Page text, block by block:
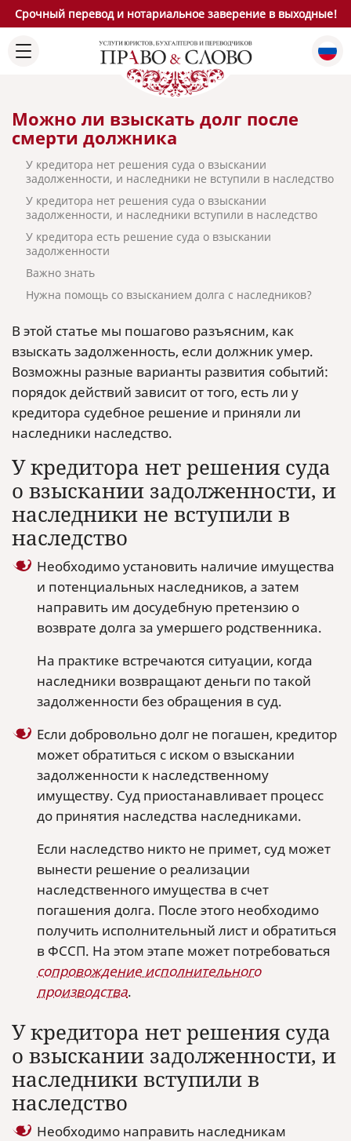
Срочный перевод и нотариальное заверение в выходные!
Можно ли взыскать долг после
смерти должника
У кредитора нет решения суда о взыскании
задолженности, и наследники не вступили в наследство
У кредитора нет решения суда о взыскании
задолженности, и наследники вступили в наследство
У кредитора есть решение суда о взыскании
задолженности
Важно знать
Нужна помощь со взысканием долга с наследников?
В этой статье мы пошагово разъясним, как
взыскать задолженность, если должник умер.
Возможны разные варианты развития событий:
порядок действий зависит от того, есть ли у
кредитора судебное решение и приняли ли
наследники наследство.
У кредитора нет решения суда
о взыскании задолженности, и
наследники не вступили в
наследство
Необходимо установить наличие имущества
и потенциальных наследников, а затем
направить им досудебную претензию о
возврате долга за умершего родственника.
На практике встречаются ситуации, когда
наследники возвращают деньги по такой
задолженности без обращения в суд.
Если добровольно долг не погашен, кредитор
может обратиться с иском о взыскании
задолженности к наследственному
имуществу. Суд приостанавливает процесс
до принятия наследства наследниками.
Если наследство никто не примет, суд может
вынести решение о реализации
наследственного имущества в счет
погашения долга. После этого необходимо
получить исполнительный лист и обратиться
в ФССП. На этом этапе может потребоваться
сопровождение исполнительного
производства.
У кредитора нет решения суда
о взыскании задолженности, и
наследники вступили в
наследство
Необходимо направить наследникам